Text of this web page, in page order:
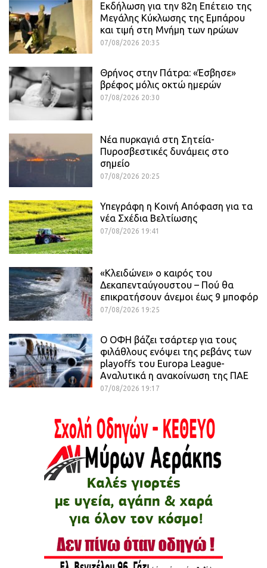
Εκδήλωση για την 82η Επέτειο της
Μεγάλης Κύκλωσης της Εμπάρου
και τιμή στη Μνήμη των ηρώων
07/08/2026 20:35
Θρήνος στην Πάτρα: «Έσβησε»
βρέφος μόλις οκτώ ημερών
07/08/2026 20:30
Νέα πυρκαγιά στη Σητεία-
Πυροσβεστικές δυνάμεις στο
σημείο
07/08/2026 20:25
Υπεγράφη η Κοινή Απόφαση για τα
νέα Σχέδια Βελτίωσης
07/08/2026 19:41
«Κλειδώνει» ο καιρός του
Δεκαπενταύγουστου – Πού θα
επικρατήσουν άνεμοι έως 9 μποφόρ
07/08/2026 19:25
Ο ΟΦΗ βάζει τσάρτερ για τους
φιλάθλους ενόψει της ρεβάνς των
playoffs του Europa League-
Αναλυτικά η ανακοίνωση της ΠΑΕ
07/08/2026 19:17